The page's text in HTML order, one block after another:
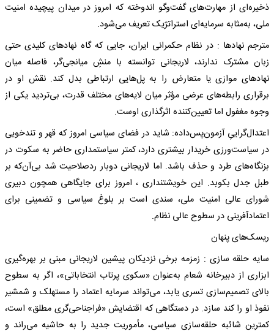
ذخیره‌ای از مهارت‌های گفت‌وگو اندوخته که امروز در میدان پیچیده‌ امنیت
ملی، به‌مثابه سرمایه‌ای استراتژیک تعریف می‌شود.
مترجم نهادها : در نظام حکمرانی ایران، جایی که گاه نهادهای کلیدی حتی
زبان مشترک ندارند، لاریجانی توانسته با منشِ میانجی‌گر، فاصله میان
نهادهای موازی یا متعارض را به پل‌هایی ارتباطی بدل کند. نقش او در
برقراری رابطه‌های عرضی مؤثر میان لایه‌های مختلف قدرت، بی‌تردید یکی از
وجوه مغفول اما تعیین‌کننده‌ اثرگذاری اوست.
اعتدال‌گراییِ آزمون‌پس‌داده: شاید در فضای سیاسی امروز که قهر و تندخویی
در سیاست‌ورزی خریدار بیشتری دارد، کمتر سیاستمداری حاضر به سکوت در
بزنگاه‌های طرد و حذف باشد. اما لاریجانی دوبار ردصلاحیت شد بی‌آن‌که بر
طبل جدل بکوبد. این خویشتنداری ، امروز برای جایگاهی همچون دبیری
شورای عالی امنیت ملی، سندی است بر بلوغ سیاسی و تضمینی برای
اعتمادآفرینی در سطوح عالی نظام.
ریسک‌های پنهان
سایه حلقه سازی :‌ زمزمه‌ برخی نزدیکان پیشین لاریجانی مبنی بر بهره‌گیری
ابزاری از دبیرخانه شعام به‌عنوان «سکوی پرتاب انتخاباتی»، اگر به سطوح
بالای تصمیم‌سازی تسری یابد، می‌تواند سرمایه‌ اعتماد را مستهلک و شمشیر
نفوذ او را کند سازد. در دستگاهی که اقتضایش «فراجناحی‌گری مطلق» است،
کمترین شائبه‌ حلقه‌سازی سیاسی، مأموریت جدید را به حاشیه می‌راند و